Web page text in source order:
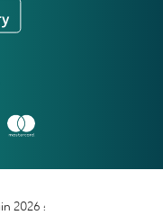
؛ 2026 Zain. كل الحقوق محفوظة.